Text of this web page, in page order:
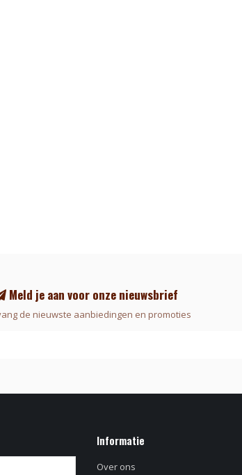
Meld je aan voor onze nieuwsbrief
de nieuwste aanbiedingen en promoties
Informatie
Over ons